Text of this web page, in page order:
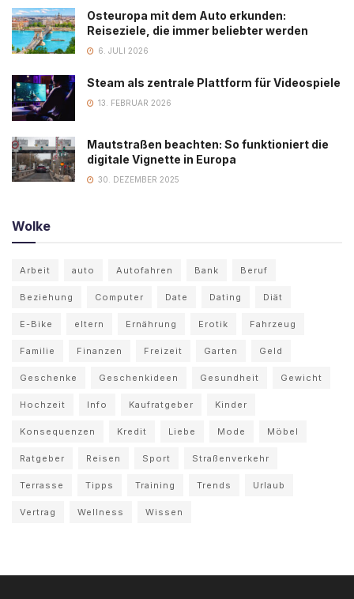
Osteuropa mit dem Auto erkunden:
Reiseziele, die immer beliebter werden
6. JULI 2026
Steam als zentrale Plattform für Videospiele
13. FEBRUAR 2026
Mautstraßen beachten: So funktioniert die
digitale Vignette in Europa
30. DEZEMBER 2025
Wolke
Arbeit auto Autofahren Bank Beruf
Beziehung Computer Date Dating Diät
E-Bike eltern Ernährung Erotik Fahrzeug
Familie Finanzen Freizeit Garten Geld
Geschenke Geschenkideen Gesundheit Gewicht
Hochzeit Info Kaufratgeber Kinder
Konsequenzen Kredit Liebe Mode Möbel
Ratgeber Reisen Sport Straßenverkehr
Terrasse Tipps Training Trends Urlaub
Vertrag Wellness Wissen